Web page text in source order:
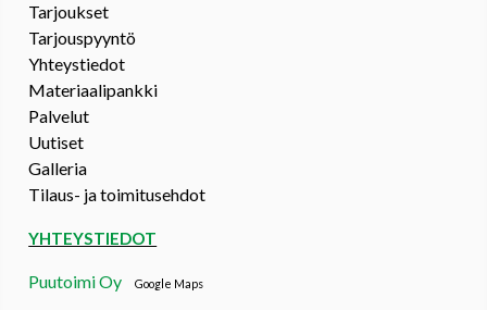
Tarjoukset
Tarjouspyyntö
Yhteystiedot
Materiaalipankki
Palvelut
Uutiset
Galleria
Tilaus- ja toimitusehdot
YHTEYSTIEDOT
Puutoimi OyGoogle Maps